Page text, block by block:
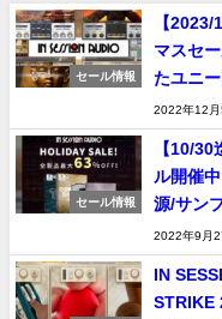
セール情報
【
マスセ
たユニ
2022年12月
セール情報
【10/
ル開催
源/サン
2022年9月
IN
STRIKE